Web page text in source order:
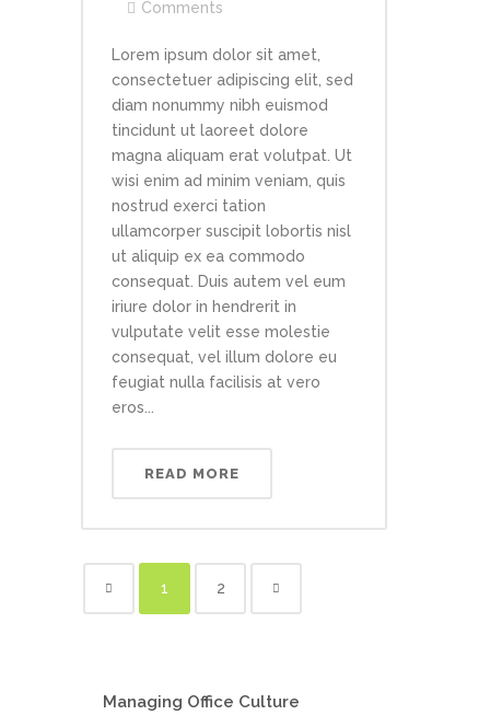
Comments
Lorem ipsum dolor sit amet,
consectetuer adipiscing elit, sed
diam nonummy nibh euismod
tincidunt ut laoreet dolore
magna aliquam erat volutpat. Ut
wisi enim ad minim veniam, quis
nostrud exerci tation
ullamcorper suscipit lobortis nisl
ut aliquip ex ea commodo
consequat. Duis autem vel eum
iriure dolor in hendrerit in
vulputate velit esse molestie
consequat, vel illum dolore eu
feugiat nulla facilisis at vero
eros...
READ MORE
1 2
Managing Office Culture